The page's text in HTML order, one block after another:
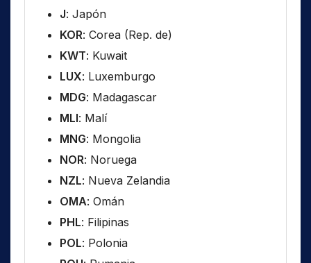
J: Japón
KOR: Corea (Rep. de)
KWT: Kuwait
LUX: Luxemburgo
MDG: Madagascar
MLI: Malí
MNG: Mongolia
NOR: Noruega
NZL: Nueva Zelandia
OMA: Omán
PHL: Filipinas
POL: Polonia